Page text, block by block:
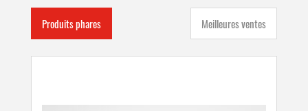
Produits phares Meilleures ventes